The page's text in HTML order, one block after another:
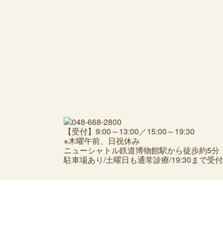
【受付】9:00～13:00／15:00～19:30
※木曜午前、日祝休み
ニューシャトル鉄道博物館駅から徒歩約5分
駐車場あり/土曜日も通常診療/19:30まで受付